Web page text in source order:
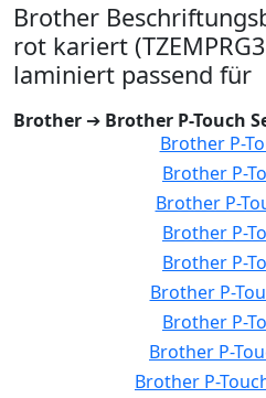
Brother
rot kariert
laminiert passend für
Brother ➔ Brother P-Touch
Brother P-
Brother P-
Brother P-
Brother P-
Brother P-
Brother P-
Brother P-
Brother P-
Brother P-